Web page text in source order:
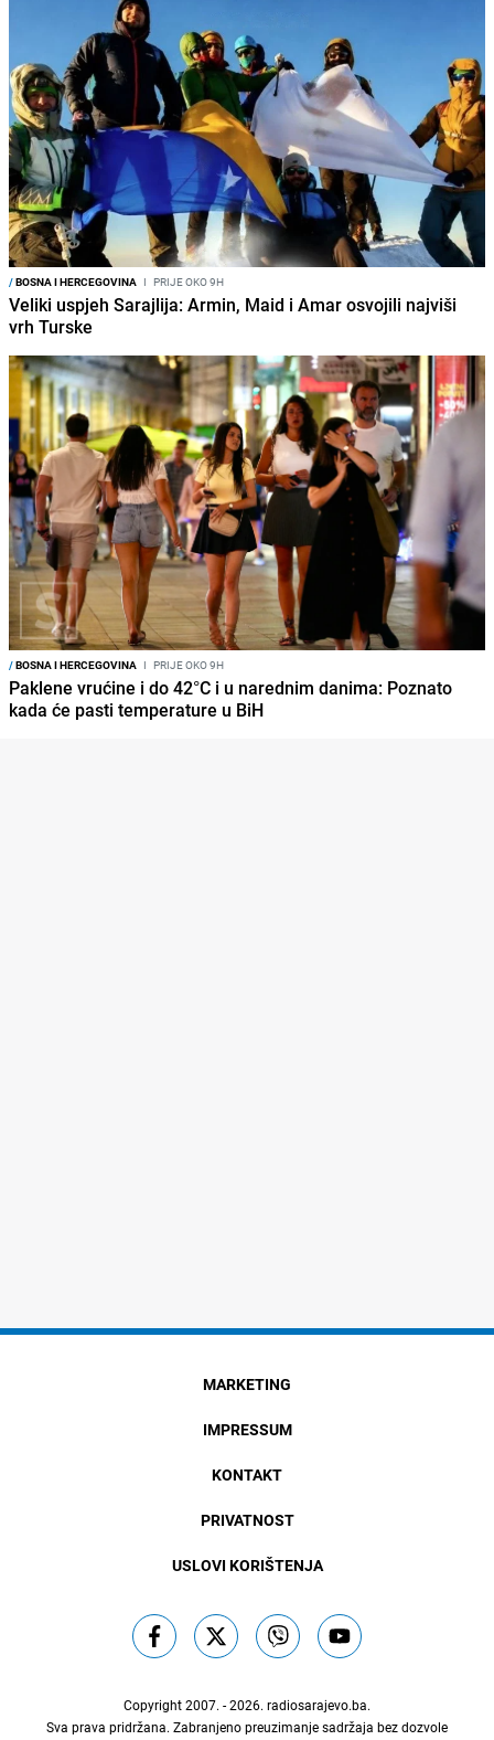
/BOSNA I HERCEGOVINA I PRIJE OKO 9H
Veliki uspjeh Sarajlija: Armin, Maid i Amar osvojili najviši
vrh Turske
/BOSNA I HERCEGOVINA I PRIJE OKO 9H
Paklene vrućine i do 42°C i u narednim danima: Poznato
kada će pasti temperature u BiH
MARKETING
IMPRESSUM
KONTAKT
PRIVATNOST
USLOVI KORIŠTENJA
Copyright 2007. - 2026. radiosarajevo.ba.
Sva prava pridržana. Zabranjeno preuzimanje sadržaja bez dozvole